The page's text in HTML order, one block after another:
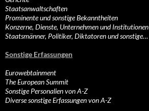
Staatsanwaltschaften
Prominente und sonstige Bekanntheiten
Konzerne, Dienste, Unternehmen und Institutionen
Staatsmänner, Politiker, Diktatoren und sonstige…
Sonstige Erfassungen
Eurowebtainment
The European Summit
Sonstige Personalien von A-Z
Diverse sonstige Erfassungen von A-Z